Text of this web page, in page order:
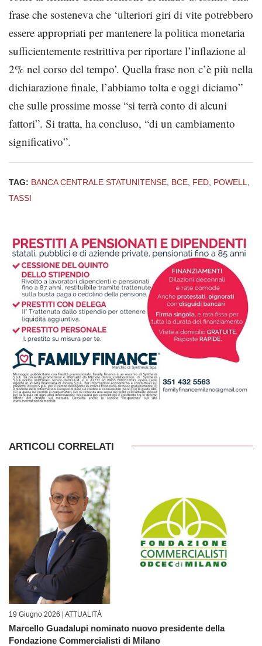
frase che sosteneva che ‘ulteriori giri di vite potrebbero
essere appropriati per mantenere la politica monetaria
sufficientemente restrittiva per riportare l’inflazione al
2% nel corso del tempo’. Quella frase non c’è più nella
dichiarazione finale, l’abbiamo tolta e oggi diciamo”
che sulle prossime mosse “si terrà conto di alcuni
fattori”. Si tratta, ha concluso, “di un cambiamento
significativo”.
TAG: BANCA CENTRALE STATUNITENSE BCE FED POWELL
TASSI
ARTICOLI CORRELATI
19 Giugno 2026 | ATTUALITÀ
Marcello Guadalupi nominato nuovo presidente della
Fondazione Commercialisti di Milano